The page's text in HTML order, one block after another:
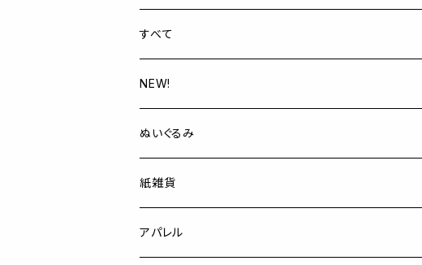
すべて
NEW!
ぬいぐるみ
紙雑貨
アパレル